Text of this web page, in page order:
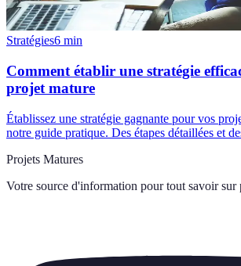
Stratégies6 min
Comment établir une stratégie
projet mature
Établissez une stratégie gagnante pour vos
notre guide pratique. Des étapes détaillées et
Projets Matures
Votre source d'information pour tout savoir sur